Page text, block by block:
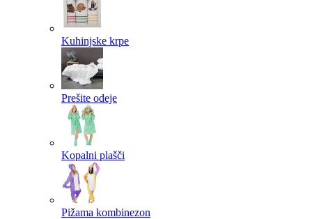
Kuhinjske krpe
Prešite odeje
Kopalni plašči
Pižama kombinezon